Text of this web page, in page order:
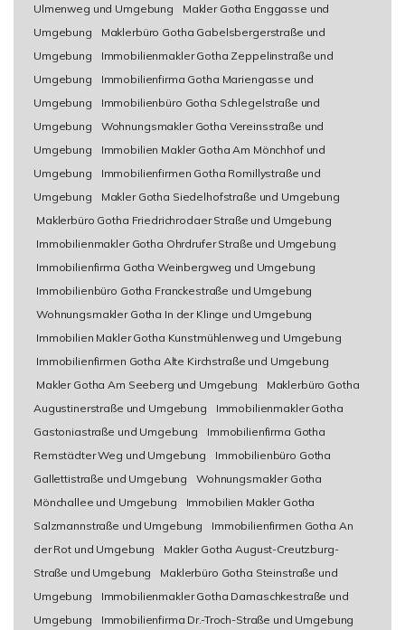
Ulmenweg und Umgebung
Makler Gotha Enggasse und
Umgebung
Maklerbüro Gotha Gabelsbergerstraße und
Umgebung
Immobilienmakler Gotha Zeppelinstraße und
Umgebung
Immobilienfirma Gotha Mariengasse und
Umgebung
Immobilienbüro Gotha Schlegelstraße und
Umgebung
Wohnungsmakler Gotha Vereinsstraße und
Umgebung
Immobilien Makler Gotha Am Mönchhof und
Umgebung
Immobilienfirmen Gotha Romillystraße und
Umgebung
Makler Gotha Siedelhofstraße und Umgebung
Maklerbüro Gotha Friedrichrodaer Straße und Umgebung
Immobilienmakler Gotha Ohrdrufer Straße und Umgebung
Immobilienfirma Gotha Weinbergweg und Umgebung
Immobilienbüro Gotha Franckestraße und Umgebung
Wohnungsmakler Gotha In der Klinge und Umgebung
Immobilien Makler Gotha Kunstmühlenweg und Umgebung
Immobilienfirmen Gotha Alte Kirchstraße und Umgebung
Makler Gotha Am Seeberg und Umgebung
Maklerbüro Gotha
Augustinerstraße und Umgebung
Immobilienmakler Gotha
Gastoniastraße und Umgebung
Immobilienfirma Gotha
Remstädter Weg und Umgebung
Immobilienbüro Gotha
Gallettistraße und Umgebung
Wohnungsmakler Gotha
Mönchallee und Umgebung
Immobilien Makler Gotha
Salzmannstraße und Umgebung
Immobilienfirmen Gotha An
der Rot und Umgebung
Makler Gotha August-Creutzburg-
Straße und Umgebung
Maklerbüro Gotha Steinstraße und
Umgebung
Immobilienmakler Gotha Damaschkestraße und
Umgebung
Immobilienfirma Dr.-Troch-Straße und Umgebung